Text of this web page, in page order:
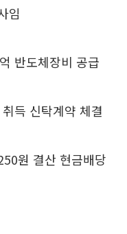
임
반도체장비 공급
득 신탁계약 체결
원 결산 현금배당